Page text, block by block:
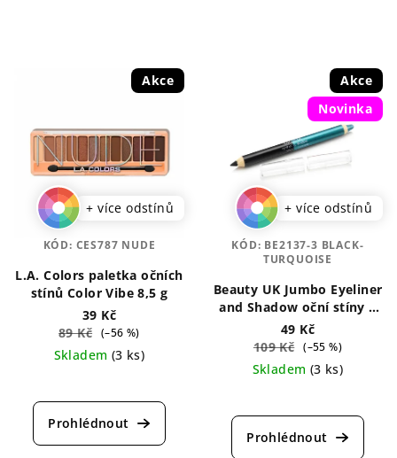
Akce
+ více odstínů
L.A. Colors paletka očních
stínů Color Vibe 8,5 g
39 Kč
89 Kč (–56 %)
Skladem (3 ks)
hodnocení
produktu
KÓD: CES787 NUDE
Akce
Novinka
+ více odstínů
Beauty UK Jumbo Eyeliner
and Shadow oční stíny a
linky v tužce 3,2 g
49 Kč
109 Kč (–55 %)
Skladem (3 ks)
hodnocení
produktu
KÓD: BE2137-3 BLACK-
TURQUOISE